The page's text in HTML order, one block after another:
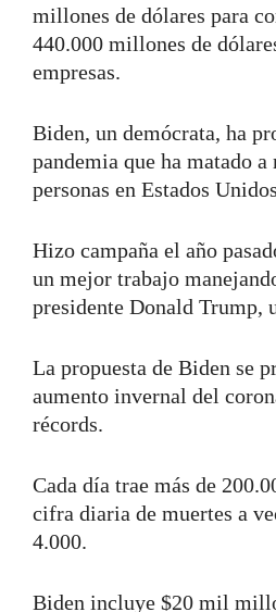
millones de dólares para
440.000 millones de
empresas.
Biden, un demócrata, ha
pandemia que ha matado a
personas en Estados
Hizo campaña el año
un mejor trabajo
presidente Donald Trump,
La propuesta de Biden se
aumento invernal del
récords.
Cada día trae más de
cifra diaria de muertes a
4.000.
Biden incluye $20 mil